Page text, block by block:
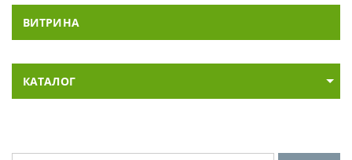
ВИТРИНА
КАТАЛОГ